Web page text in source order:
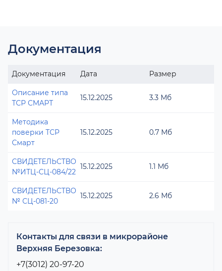
Документация
Документация Дата Размер
Описание типа
ТСР СМАРТ
15.12.2025 3.3 Мб
Методика
поверки ТСР
Смарт
15.12.2025 0.7 Мб
СВИДЕТЕЛЬСТВО
№ИТЦ-СЦ-084/22
15.12.2025 1.1 Мб
СВИДЕТЕЛЬСТВО
№ СЦ-081-20
15.12.2025 2.6 Мб
Контакты для связи в микрорайоне
Верхняя Березовка:
+7(3012) 20-97-20